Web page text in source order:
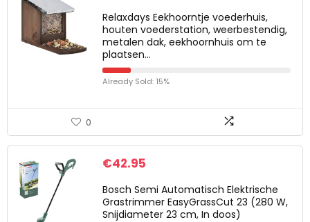
Relaxdays Eekhoorntje voederhuis,
houten voederstation, weerbestendig,
metalen dak, eekhoornhuis om te
plaatsen…
Already Sold: 15%
0
€42.95
Bosch Semi Automatisch Elektrische
Grastrimmer EasyGrassCut 23 (280 W,
Snijdiameter 23 cm, In doos)